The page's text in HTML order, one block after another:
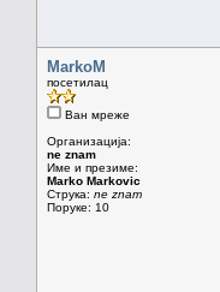
MarkoM
посетилац
Ван мреже
Организација:
ne znam
Име и презиме:
Marko Markovic
Струка: ne znam
Поруке: 10